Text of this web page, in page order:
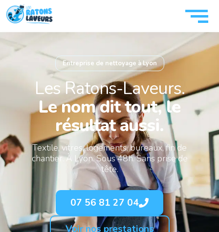
Entreprise de nettoyage à Lyon
Les Ratons-Laveurs.
Le nom dit tout, le
résultat aussi.
Textile, vitres, logements, bureaux, fin de
chantier. À Lyon. Sous 48h. Sans prise de
tête.
07 56 81 27 04
Voir nos prestations